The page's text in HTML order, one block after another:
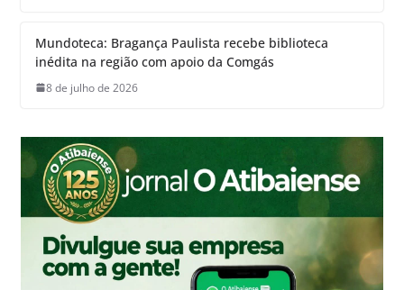
Mundoteca: Bragança Paulista recebe biblioteca
inédita na região com apoio da Comgás
8 de julho de 2026